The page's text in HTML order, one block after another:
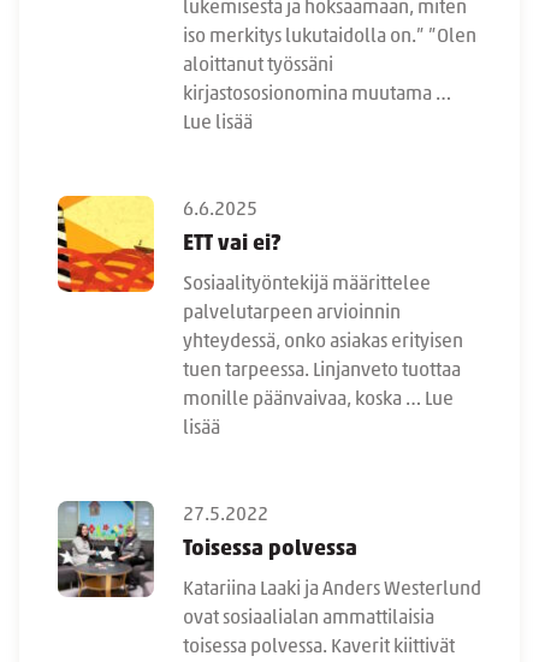
lukemisesta ja hoksaamaan, miten
iso merkitys lukutaidolla on.” ”Olen
aloittanut työssäni
kirjastososionomina muutama …
Lue lisää
6.6.2025
ETT vai ei?
Sosiaalityöntekijä määrittelee
palvelutarpeen arvioinnin
yhteydessä, onko asiakas erityisen
tuen tarpeessa. Linjanveto tuottaa
monille päänvaivaa, koska … Lue
lisää
27.5.2022
Toisessa polvessa
Katariina Laaki ja Anders Westerlund
ovat sosiaalialan ammattilaisia
toisessa polvessa. Kaverit kiittivät